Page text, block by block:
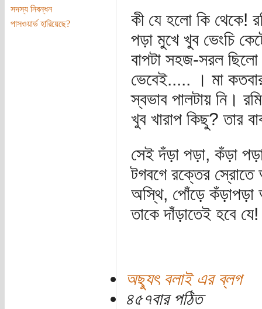
সদস্য নিবন্ধন
পাসওয়ার্ড হারিয়েছে?
কী যে হলো কি থেকে!
পড়া মুখে খুব ভেংচি
বাপটা সহজ-সরল ছিলো
ভেবেই..... । মা কতবার
স্বভাব পালটায় নি।
খুব খারাপ কিছু? তার
সেই দঁড়া পড়া, কঁড়া
টগবগে রক্তের
অস্থি, পোঁড়ে কঁড়াপড়া
তাকে দাঁড়াতেই হবে যে!
অছ্যুৎ বলাই এর ব্লগ
৪৫৭বার পঠিত